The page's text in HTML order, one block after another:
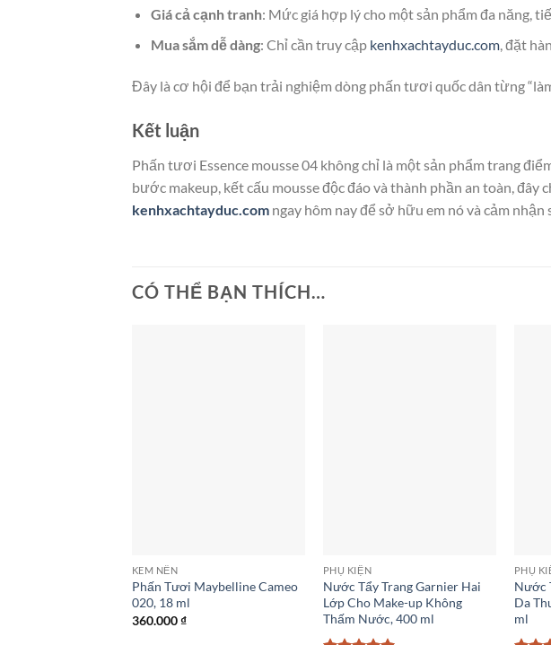
Giá cả cạnh tranh: Mức giá hợp lý cho một sản phẩm đa năng,
Mua sắm dễ dàng: Chỉ cần truy cập kenhxachtayduc.com, đặt
Đây là cơ hội để bạn trải nghiệm dòng phấn tươi quốc dân từng
Kết luận
Phấn tươi Essence mousse 04 không chỉ là một sản phẩm trang
bước makeup, kết cấu mousse độc đáo và thành phần an toàn,
kenhxachtayduc.com ngay hôm nay để sở hữu em nó và cảm nhận
CÓ THỂ BẠN THÍCH…
KEM NỀN
Phấn Tươi Maybelline Cameo
020, 18 ml
360.000₫
PHỤ KIỆN
Nước Tẩy Trang Garnier Hai
Lớp Cho Make-up Không
Thấm Nước, 400 ml
PHỤ
Nước
Da
ml